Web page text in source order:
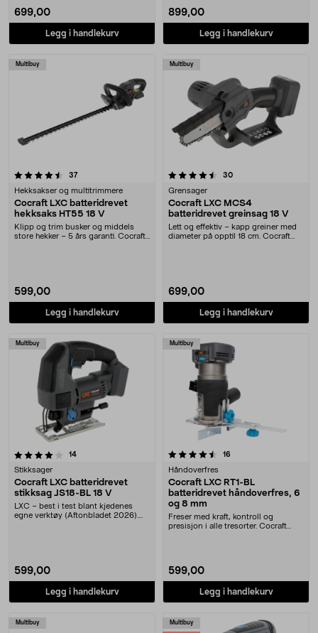
699,00
Legg i handlekurv
899,00
Legg i handlekurv
Multibuy
37anmeldelser
Hekksakser og multitrimmere
Cocraft LXC batteridrevet
hekksaks HT55 18 V
Klipp og trim busker og middels
store hekker – 5 års garanti. Cocraft
599,00
Legg i handlekurv
Multibuy
4.5 av 5 stjerner 30anmeldelser
Grensager
Cocraft LXC MCS4
batteridrevet greinsag 18 V
Lett og effektiv – kapp greiner med
diameter på opptil 18 cm. Cocraft
699,00
Legg i handlekurv
Multibuy
14anmeldelser
Stikksager
Cocraft LXC batteridrevet
stikksag JS18-BL 18 V
LXC – best i test blant kjedenes
egne verktøy (Aftonbladet 2026).
599,00
Legg i handlekurv
Multibuy
4.5 av 5 stjerner 16
Håndoverfres
Cocraft LXC RT1-BL
batteridrevet håndoverfres, 6
og 8 mm
Freser med kraft, kontroll og
presisjon i alle tresorter. Cocraft
599,00
Legg i handlekurv
Multibuy Multibuy